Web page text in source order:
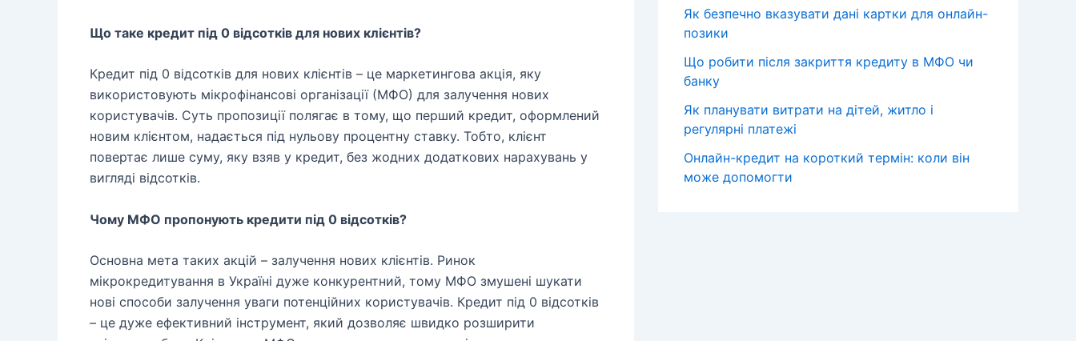
Що таке кредит під 0 відсотків для нових клієнтів?
Кредит під 0 відсотків для нових клієнтів – це маркетингова акція, яку
використовують мікрофінансові організації (МФО) для залучення нових
користувачів. Суть пропозиції полягає в тому, що перший кредит, оформлений
новим клієнтом, надається під нульову процентну ставку. Тобто, клієнт
повертає лише суму, яку взяв у кредит, без жодних додаткових нарахувань у
вигляді відсотків.
Чому МФО пропонують кредити під 0 відсотків?
Основна мета таких акцій – залучення нових клієнтів. Ринок
мікрокредитування в Україні дуже конкурентний, тому МФО змушені шукати
нові способи залучення уваги потенційних користувачів. Кредит під 0 відсотків
– це дуже ефективний інструмент, який дозволяє швидко розширити
Як безпечно вказувати дані картки для онлайн-
позики
Що робити після закриття кредиту в МФО чи
банку
Як планувати витрати на дітей, житло і
регулярні платежі
Онлайн-кредит на короткий термін: коли він
може допомогти